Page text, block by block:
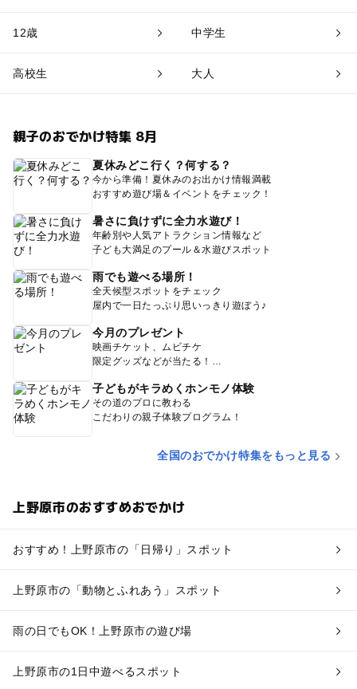
12歳 中学生
高校生 大人
親子のおでかけ特集 8月
夏休みどこ行く？何する？
今から準備！夏休みのお出かけ情報満載
おすすめ遊び場＆イベントをチェック！
暑さに負けずに全力水遊び！
年齢別や人気アトラクション情報など
子ども大満足のプール＆水遊びスポット
雨でも遊べる場所！
全天候型スポットをチェック
屋内で一日たっぷり思いっきり遊ぼう♪
今月のプレゼント
映画チケット、ムビチケ
限定グッズなどが当たる！
子どもがキラめくホンモノ体験
その道のプロに教わる
こだわりの親子体験プログラム！
全国のおでかけ特集をもっと見る
上野原市のおすすめおでかけ
おすすめ！上野原市の「日帰り」スポット
上野原市の「動物とふれあう」スポット
雨の日でもOK！上野原市の遊び場
上野原市の1日中遊べるスポット